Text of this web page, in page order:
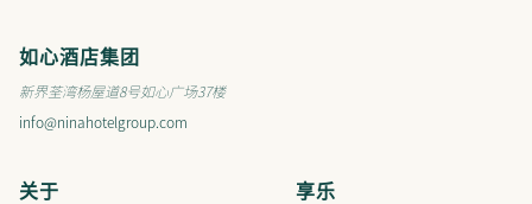
如心酒店集团
新界荃湾杨屋道8号如心广场37楼
info@ninahotelgroup.com
关于 享乐